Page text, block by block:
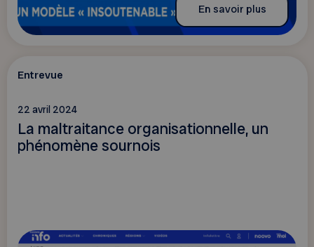
En savoir plus
Entrevue
22 avril 2024
La maltraitance organisationnelle, un
phénomène sournois